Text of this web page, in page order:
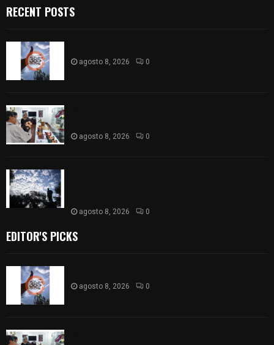
RECENT POSTS
agosto 8, 2026 0
agosto 8, 2026 0
agosto 8, 2026 0
EDITOR'S PICKS
agosto 8, 2026 0